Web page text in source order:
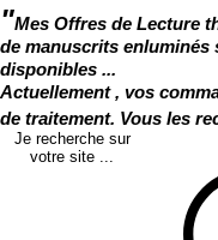
"Mes Offres de Lecture
de manuscrits enluminés
disponibles ...
Actuellement , vos
de traitement. Vous les
Je recherche sur
votre site ...